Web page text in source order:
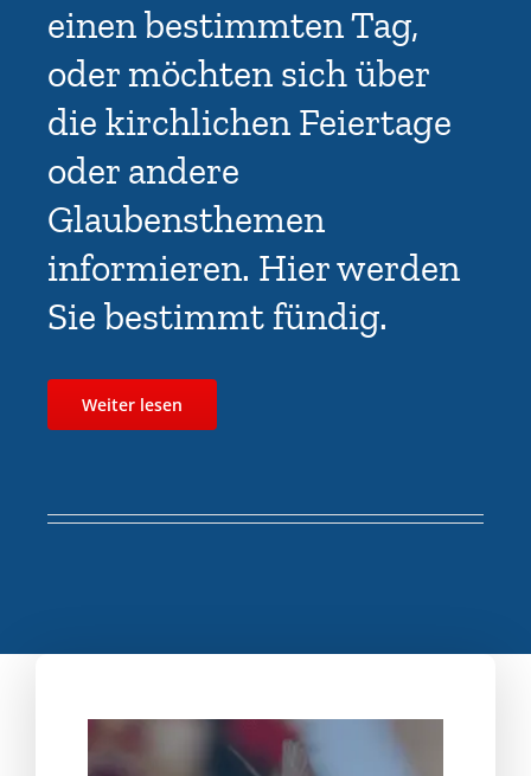
einen bestimmten Tag,
oder möchten sich über
die kirchlichen Feiertage
oder andere
Glaubensthemen
informieren. Hier werden
Sie bestimmt fündig.
Weiter lesen